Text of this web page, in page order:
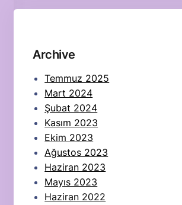
Archive
Temmuz 2025
Mart 2024
Şubat 2024
Kasım 2023
Ekim 2023
Ağustos 2023
Haziran 2023
Mayıs 2023
Haziran 2022